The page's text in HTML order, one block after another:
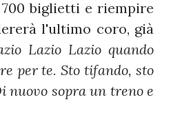
biglietti e riempire
l'ultimo coro, già
Lazio Lazio quando
per te. Sto tifando, sto
nuovo sopra un treno e